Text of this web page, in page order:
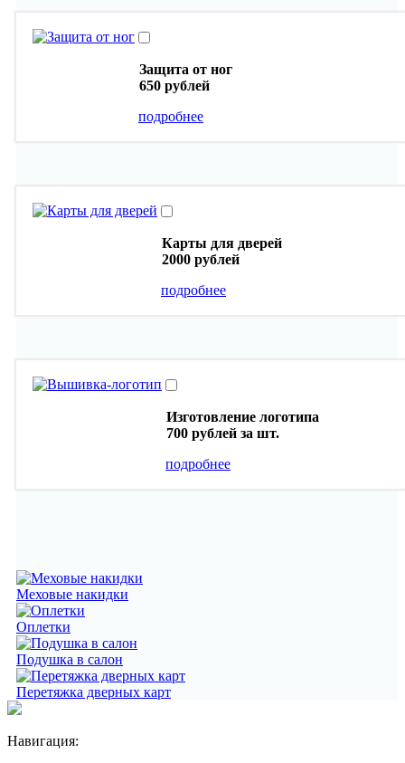
Защита от ног
650 рублей
подробнее
Карты для дверей
2000 рублей
подробнее
Изготовление логотипа
700 рублей за шт.
подробнее
Меховые накидки
Оплетки
Подушка в салон
Перетяжка дверных карт
Навигация: